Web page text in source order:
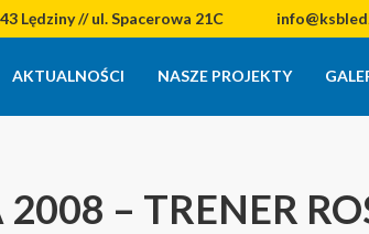
Lędziny // ul. Spacerowa 21C
AKTUALNOŚCI NASZE PROJEKTY
– TRENER